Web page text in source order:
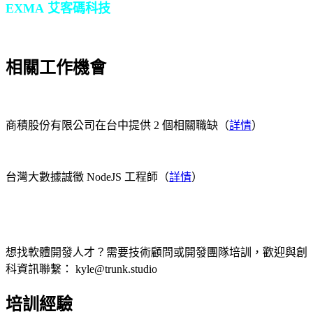
EXMA 艾客碼科技
相關工作機會
商積股份有限公司在台中提供 2 個相關職缺（詳情）
台灣大數據誠徵 NodeJS 工程師（詳情）
想找軟體開發人才？需要技術顧問或開發團隊培訓，歡迎與創
科資訊聯繫： kyle@trunk.studio
培訓經驗